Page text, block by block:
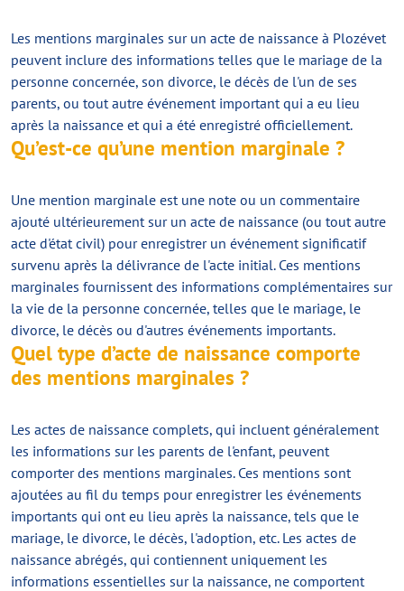
Les mentions marginales sur un acte de naissance à Plozévet
peuvent inclure des informations telles que le mariage de la
personne concernée, son divorce, le décès de l'un de ses
parents, ou tout autre événement important qui a eu lieu
après la naissance et qui a été enregistré officiellement.
Qu’est-ce qu’une mention marginale ?
Une mention marginale est une note ou un commentaire
ajouté ultérieurement sur un acte de naissance (ou tout autre
acte d'état civil) pour enregistrer un événement significatif
survenu après la délivrance de l'acte initial. Ces mentions
marginales fournissent des informations complémentaires sur
la vie de la personne concernée, telles que le mariage, le
divorce, le décès ou d'autres événements importants.
Quel type d’acte de naissance comporte
des mentions marginales ?
Les actes de naissance complets, qui incluent généralement
les informations sur les parents de l'enfant, peuvent
comporter des mentions marginales. Ces mentions sont
ajoutées au fil du temps pour enregistrer les événements
importants qui ont eu lieu après la naissance, tels que le
mariage, le divorce, le décès, l'adoption, etc. Les actes de
naissance abrégés, qui contiennent uniquement les
informations essentielles sur la naissance, ne comportent